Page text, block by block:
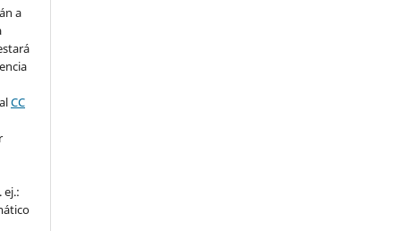
a
CC
ej.: